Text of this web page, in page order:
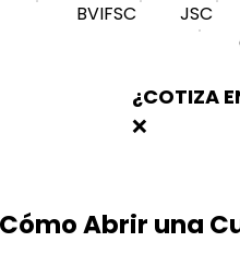
BVIFSC
JSC
¿COTIZA
❌
Cómo Abrir una